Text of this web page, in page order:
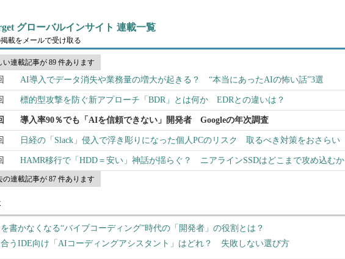
グローバルインサイト 連載一覧
載をメールで受け取る
い連載記事が 89 件あります
AI導入でデータ消失や業務量の増大が起きる？ “本当にあったAIの怖い話”3選
標的型攻撃を防ぐ新アプローチ「BDR」とは何か EDRとの違いは？
導入率90％でも「AIを信頼できない」開発者 Googleの年次調査
日経の「Slack」侵入で浮き彫りになった個人PCのリスク 取るべき対策をおさらい
HAMR移行で「HDD＝安い」神話が揺らぐ？ ニアラインSSDはどこまで攻め込むか
の連載記事が 87 件あります
書かなくなる“バイブコーディング”時代の「開発者」の役割とは？
合うIDE向け「AIコーディングアシスタント」はどれ？ 失敗しない選び方